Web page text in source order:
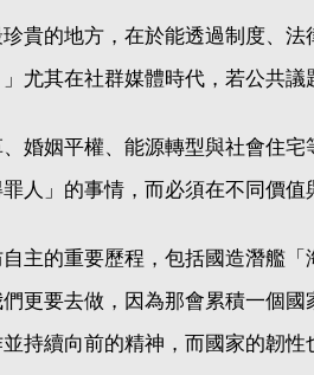
貴的地方，在於能透過制度、
尤其在社群媒體時代，若公共議
婚姻平權、能源轉型與社會住
人」的事情，而必須在不同價值
主的重要歷程，包括國造潛艦
更要去做，因為那會累積一個
持續向前的精神，而國家的韌性